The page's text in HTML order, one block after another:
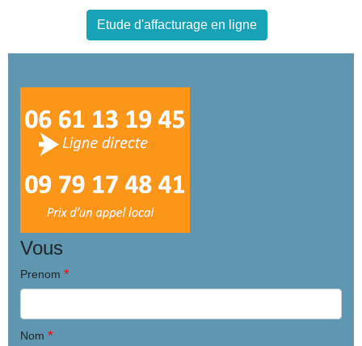
Etude d'affacturage en ligne
Vous
Prenom *
Nom *